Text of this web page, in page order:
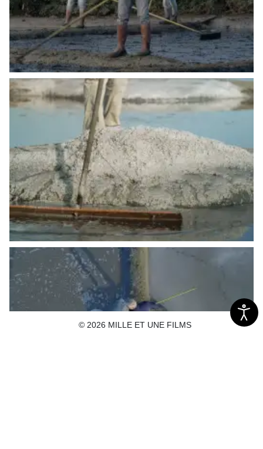
© 2026 MILLE ET UNE FILMS